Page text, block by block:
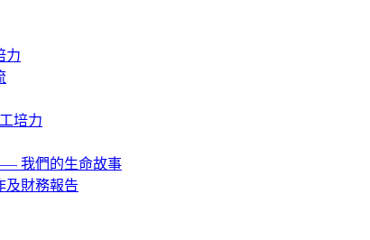
力
培力
我們的生命故事
及財務報告